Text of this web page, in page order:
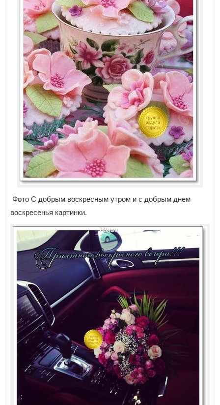
Фото С добрым воскресным утром и с добрым днем
воскресенья картинки.